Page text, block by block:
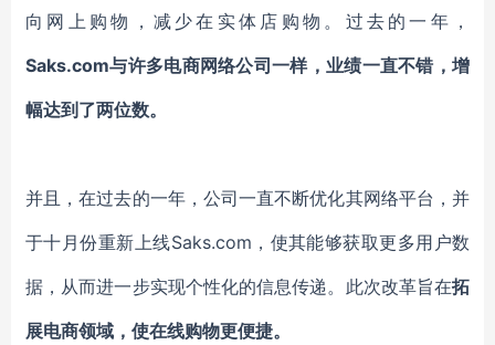
向 网上购物，减少在实体店购物。过去 的一年，
Saks.com与许多电商网络公司一样，业绩一直不错，增
幅达到了两位数。
并且，在过去的一年，公司一直不断优化其网络平台，并
于十月份重新上线Saks.com，使其能够获取更多用户数
据，从而进一步实现个性化的信息传递。此次改革旨在拓
展电商领域，使在线购物更便捷。